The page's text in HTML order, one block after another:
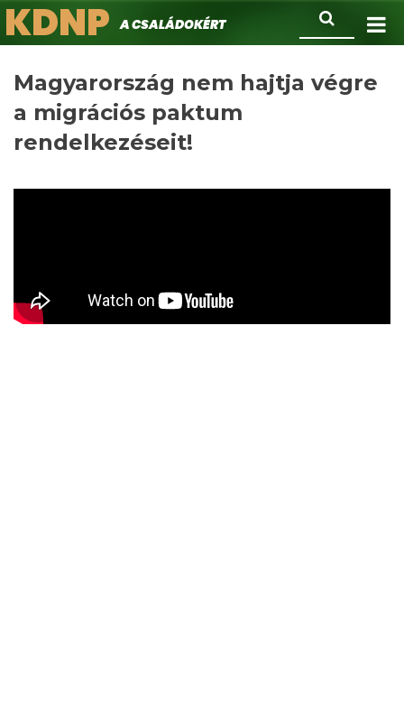
Ugrás
a
Keresés
KDNPA családokért.
Magyarország nem hajtja végre
a migrációs paktum
rendelkezéseit!